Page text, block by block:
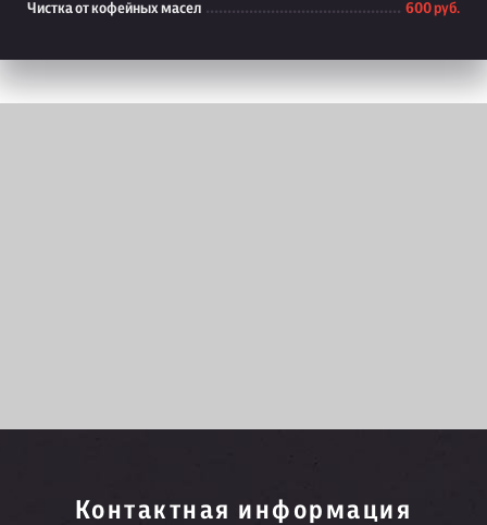
Чистка от кофейных масел 600 руб.
Контактная информация